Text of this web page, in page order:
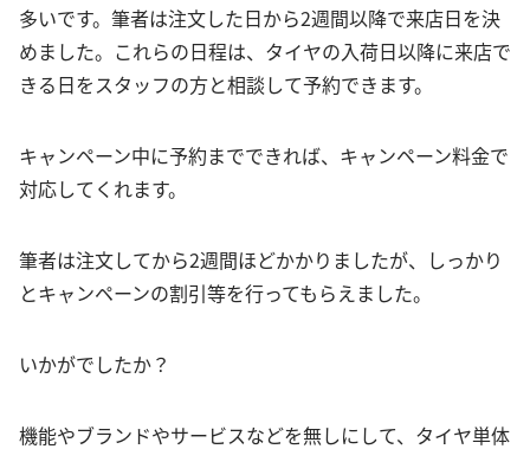
多いです。筆者は注文した日から2週間以降で来店日を決
めました。これらの日程は、タイヤの入荷日以降に来店で
きる日をスタッフの方と相談して予約できます。
キャンペーン中に予約までできれば、キャンペーン料金で
対応してくれます。
筆者は注文してから2週間ほどかかりましたが、しっかり
とキャンペーンの割引等を行ってもらえました。
いかがでしたか？
機能やブランドやサービスなどを無しにして、タイヤ単体